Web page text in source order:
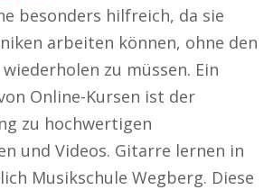
besonders hilfreich, da sie
arbeiten können, ohne den
zu müssen. Ein
Online-Kursen ist der
zu hochwertigen
und Videos. Gitarre lernen in
Musikschule Wegberg. Diese